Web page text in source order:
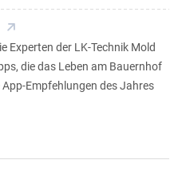
Experten der LK-Technik Mold
die das Leben am Bauernhof
Empfehlungen des Jahres